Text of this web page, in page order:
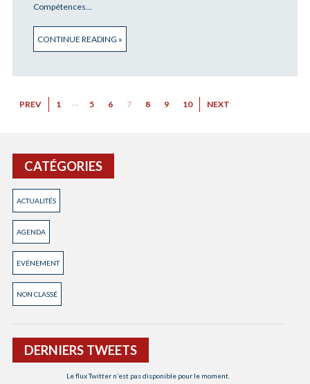
Compétences…
CONTINUE READING »
PREV 1 … 5 6 7 8 9 10 NEXT
CATÉGORIES
ACTUALITÉS
AGENDA
EVÉNEMENT
NON CLASSÉ
DERNIERS TWEETS
Le flux Twitter n’est pas disponible pour le moment.